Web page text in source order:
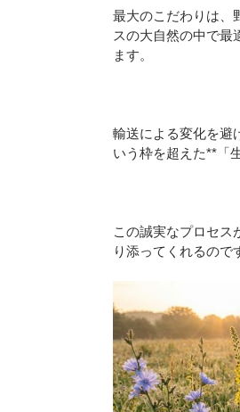
最大のこだわりは、
スの大自然の中で最
ます。
輸送による変化を避
いう枠を超えた**「
この誠実なプロセス
り添ってくれるので